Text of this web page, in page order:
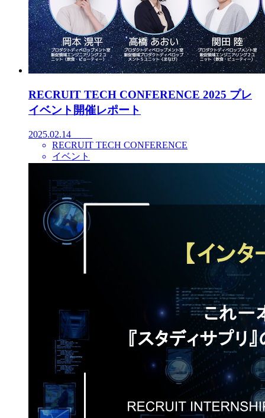
RECRUIT TECH CONFERENCE 2025 プレ
イベント開催レポート
2025.02.14
RECRUIT TECH CONFERENCE
イベント